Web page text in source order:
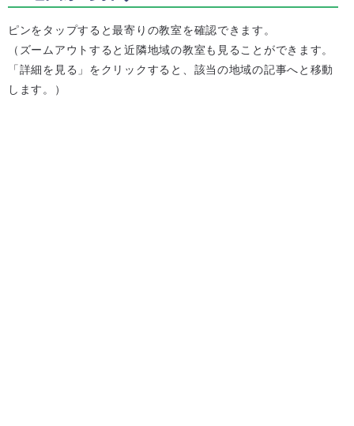
ピンをタップすると最寄りの教室を確認できます。
（ズームアウトすると近隣地域の教室も見ることができます。
「詳細を見る」をクリックすると、該当の地域の記事へと移動
します。）